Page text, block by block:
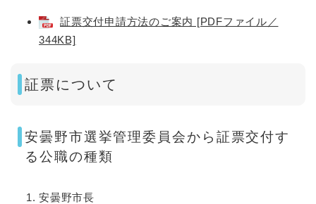
証票交付申請方法のご案内 [PDFファイル／
344KB]
証票について
安曇野市選挙管理委員会から証票交付す
る公職の種類
安曇野市長